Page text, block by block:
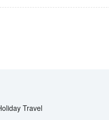
Travel